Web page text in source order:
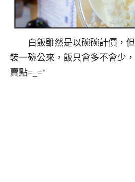
白飯雖然是以碗碗計價，但
裝一碗公來，飯只會多不會少
賣點=_="